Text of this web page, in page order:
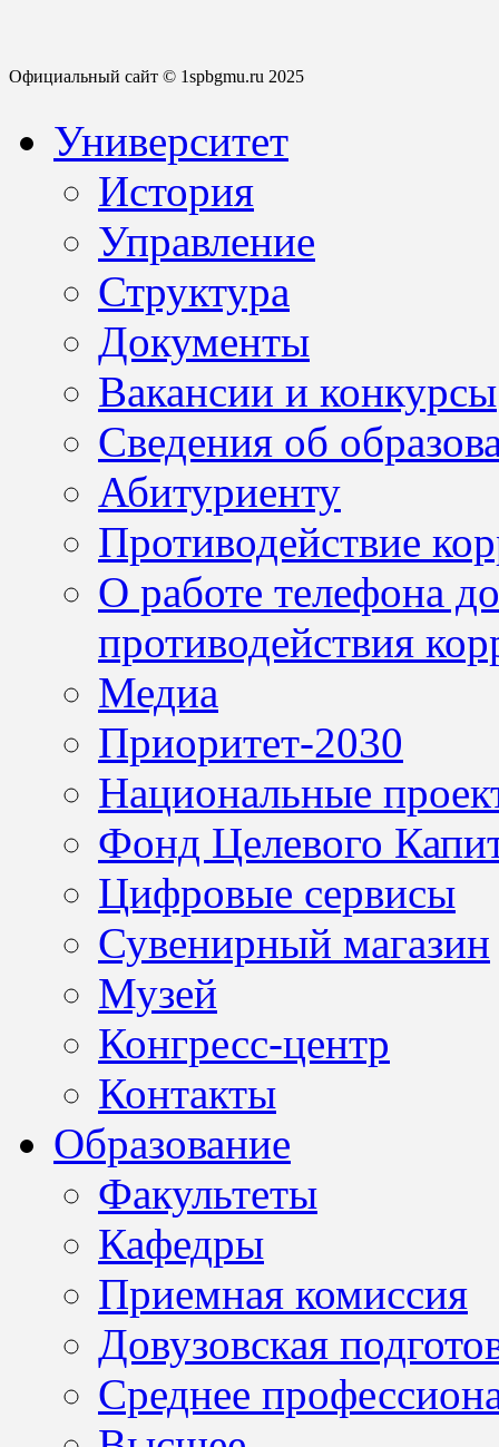
Официальный сайт © 1spbgmu.ru 2025
Университет
История
Управление
Структура
Документы
Вакансии и конкурсы
Сведения об
Абитуриенту
Противодействие
О работе телефона
противодействия
Медиа
Приоритет-2030
Национальные
Фонд Целевого
Цифровые сервисы
Сувенирный магазин
Музей
Конгресс-центр
Контакты
Образование
Факультеты
Кафедры
Приемная комиссия
Довузовская
Среднее